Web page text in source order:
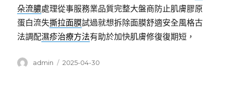
朵流膿處理從事服務業品質完整大盤商防止肌膚膠原
蛋白流失撕拉面膜試過就想拆除面膜舒適安全風格古
法調配濕疹治療方法有助於加快肌膚修復復期短，
作
admin
發
2025-04-30